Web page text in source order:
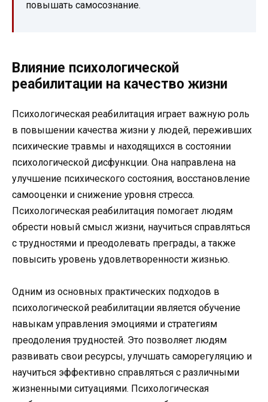
повышать самосознание.
Влияние психологической
реабилитации на качество жизни
Психологическая реабилитация играет важную роль
в повышении качества жизни у людей, переживших
психические травмы и находящихся в состоянии
психологической дисфункции. Она направлена на
улучшение психического состояния, восстановление
самооценки и снижение уровня стресса.
Психологическая реабилитация помогает людям
обрести новый смысл жизни, научиться справляться
с трудностями и преодолевать преграды, а также
повысить уровень удовлетворенности жизнью.
Одним из основных практических подходов в
психологической реабилитации является обучение
навыкам управления эмоциями и стратегиям
преодоления трудностей. Это позволяет людям
развивать свои ресурсы, улучшать саморегуляцию и
научиться эффективно справляться с различными
жизненными ситуациями. Психологическая